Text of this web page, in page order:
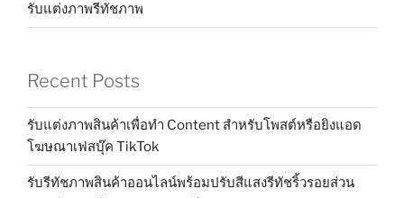
รับแต่งภาพรีทัชภาพ
Recent Posts
รับแต่งภาพสินค้าเพื่อทำ Content สำหรับโพสต์หรือยิงแอด
โฆษณาเฟสบุ๊ค TikTok
รับรีทัชภาพสินค้าออนไลน์พร้อมปรับสีแสงรีทัชริ้วรอยส่วน